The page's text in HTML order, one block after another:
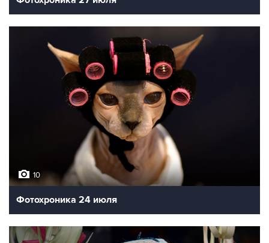
10
Фотохроника 24 июля